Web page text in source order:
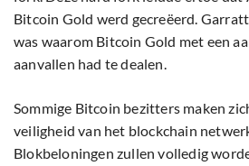
Bitcoin Gold werd gecreëerd.
was waarom Bitcoin Gold met een
aanvallen had te dealen.
Sommige Bitcoin bezitters maken
veiligheid van het blockchain
Blokbeloningen zullen volledig